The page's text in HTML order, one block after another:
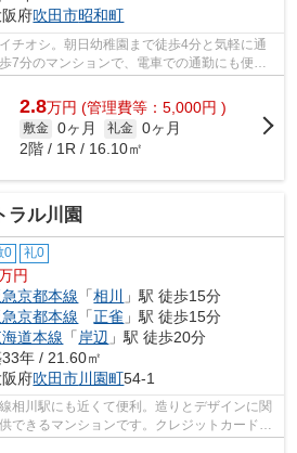
阪府吹田市昭和町
チオシ。朝日幼稚園まで徒歩4分と気軽に通
7分のマンションで、電車での通勤にも便利
関して、...
2.8万円 (管理費等：5,000円 )
敷金 0ヶ月 礼金 0ヶ月
2階 / 1R / 16.10㎡
ラル川園
0 礼0
円
京都本線 「相川 」駅 徒歩15分
京都本線 「正雀 」駅 徒歩15分
道本線 「岸辺 」駅 徒歩20分
年 / 21.60㎡
阪府吹田市川園町54-1
相川駅にも近くて便利。造りとデザインに関
できるマンションです。クレジットカードで
ので、...